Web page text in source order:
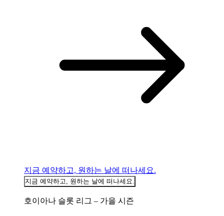
지금 예약하고, 원하는 날에 떠나세요.
지금 예약하고, 원하는 날에 떠나세요.
호이아나 슬롯 리그 – 가을 시즌